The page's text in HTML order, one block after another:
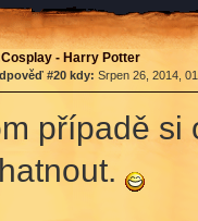
- Harry Potter
#20 kdy: Srpen 26, 2014,
případě si